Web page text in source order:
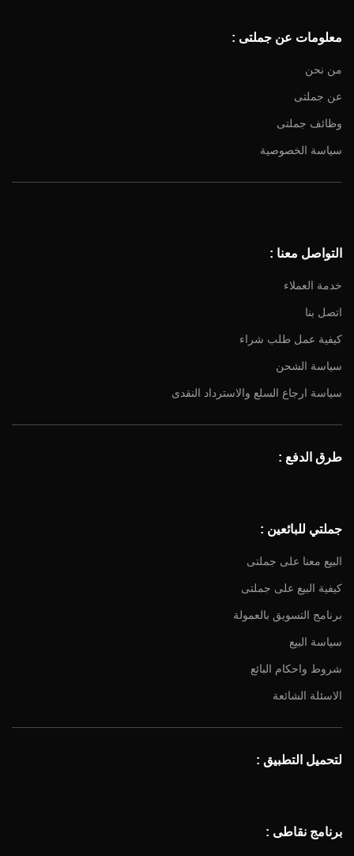
معلومات عن جملتى :
من نحن
عن جملتى
وظائف جملتى
سياسة الخصوصية
التواصل معنا :
خدمة العملاء
اتصل بنا
كيفية عمل طلب شراء
سياسة الشحن
سياسة ارجاع السلع والاسترداد النقدى
طرق الدفع :
جملتي للبائعين :
البيع معنا على جملتى
كيفية البيع على جملتى
برنامج التسويق بالعمولة
سياسة البيع
شروط واحكام البائع
الاسئلة الشائعة
لتحميل التطبيق :
برنامج نقاطى :
Facebook
YouTube
Email